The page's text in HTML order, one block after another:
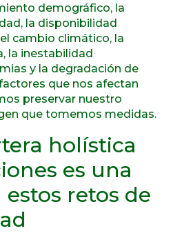
demográfico, la
la disponibilidad
cambio climático, la
la inestabilidad
y la degradación de
que nos afectan
preservar nuestro
que tomemos medidas.
holística
es una
estos retos de